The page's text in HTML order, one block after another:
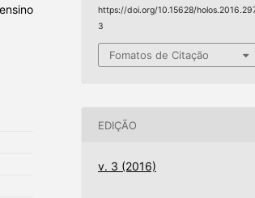
https://doi.org/10.15628/
3
Fomatos de Citação
EDIÇÃO
v. 3 (2016)